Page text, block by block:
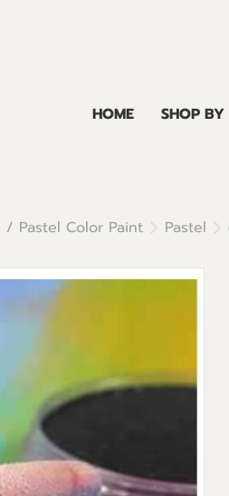
HOME SHOP
/ Pastel Color Paint Pastel